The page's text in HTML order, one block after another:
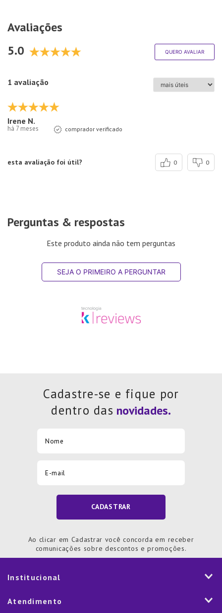
Avaliações
5.0
QUERO AVALIAR
1 avaliação
Irene N.
há 7 meses comprador verificado
esta avaliação foi útil? 0 0
Perguntas & respostas
Este produto ainda não tem perguntas
SEJA O PRIMEIRO A PERGUNTAR
Cadastre-se e fique por
dentro das
CADASTRAR
Ao clicar em Cadastrar você concorda em receber
comunicações sobre descontos e promoções.
Institucional
História
Atendimento